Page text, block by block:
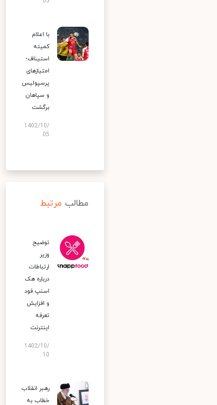
با اعلام
کمیته
استیناف؛
امتیازهای
پرسپولیس
و سپاهان
برگشت
1402/10/
05
مطالب مرتبط
توضیح
وزیر
ارتباطات
درباره هک
اسنپ‌ فود
و افزایش
تعرفه
اینترنت
1402/10/
10
رهبر انقلاب
خطاب به